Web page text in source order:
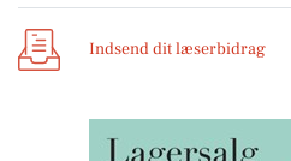
Indsend dit læserbidrag